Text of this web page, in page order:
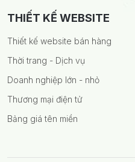
THIẾT KẾ WEBSITE
Thiết kế website bán hàng
Thời trang - Dịch vụ
Doanh nghiệp lớn - nhỏ
Thương mại điện tử
Bảng giá tên miền